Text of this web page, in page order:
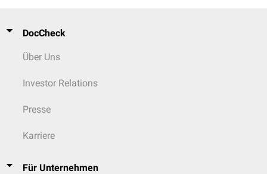
DocCheck
Über Uns
Investor Relations
Presse
Karriere
Für Unternehmen